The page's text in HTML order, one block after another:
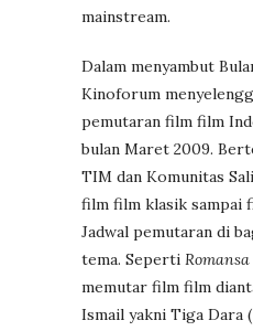
mainstream.
Dalam menyambut
Kinoforum
pemutaran film film
bulan Maret 2009.
TIM dan Komunitas
film film klasik sampai
Jadwal pemutaran di
tema. Seperti
memutar film film
Ismail yakni Tiga Dara